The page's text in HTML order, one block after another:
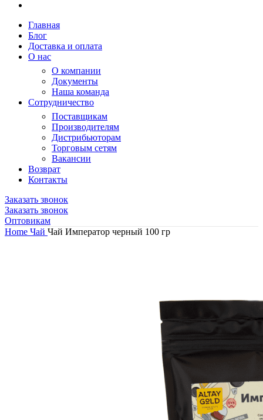
Главная
Блог
Доставка и оплата
О нас
О компании
Документы
Наша команда
Сотрудничество
Поставщикам
Производителям
Дистрибьюторам
Торговым сетям
Вакансии
Возврат
Контакты
Заказать звонок
Заказать звонок
Оптовикам
Home Чай Чай Император черный 100 гр